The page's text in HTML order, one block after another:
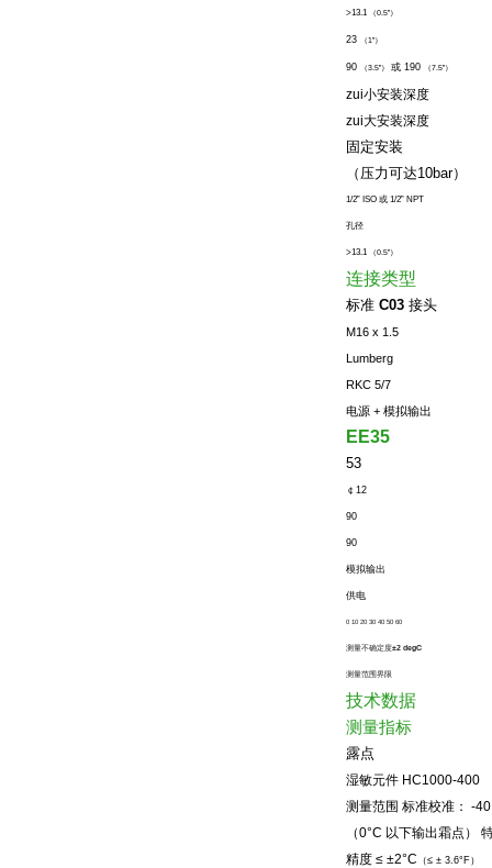
>13.1 （0.5”）
23 （1”）
90 （3.5”） 或 190 （7.5”）
zui小安装深度
zui大安装深度
固定安装
（ 压力可达10bar）
1/2” ISO 或 1/2” NPT
孔径
>13.1 （0.5”）
连接类型
标准 C03 接头
M16 x 1.5
Lumberg
RKC 5/7
电源 + 模拟输出
EE35
53
￠ 12
90
90
模拟输出
供电
0 10 20 30 40 50 60
测量不确定度±2 degC
测量范围界限
技术数据
测量指标
露点
湿敏元件 HC1000-400
测量范围 标准校准： -
（0°C 以下输出霜点 ）
精度 ≤ ±2°C （≤ ± 3.6°F）